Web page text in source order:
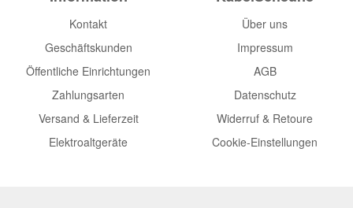
Kontakt
Geschäftskunden
Öffentliche Einrichtungen
Zahlungsarten
Versand & Lieferzeit
Elektroaltgeräte
Über uns
Impressum
AGB
Datenschutz
Widerruf & Retoure
Cookie-Einstellungen